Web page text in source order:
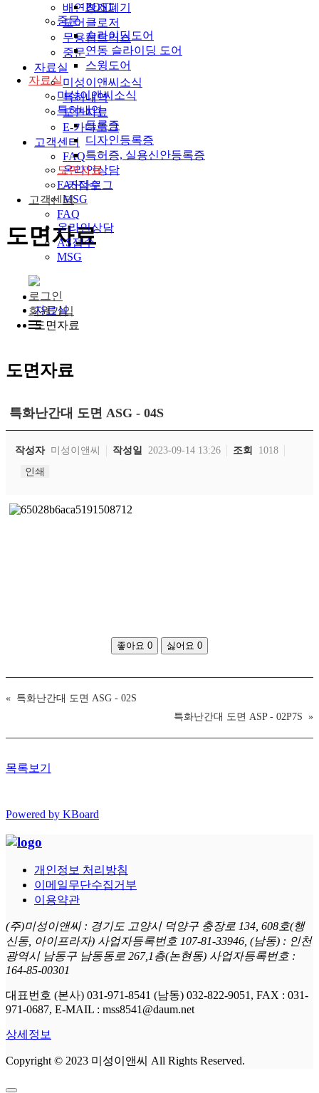
POST
중문
슬라이딩도어
연동 슬라이딩 도어
스윙도어
자료실
미성이앤씨소식
특허내역
등록증
디자인등록증
특허증, 실용신안등록증
도면자료
E-카다로그
고객센터
FAQ
온라인상담
AS접수
MSG
로그인
회원가입
배연창개폐기
도어클로저
무용접트러스
중문
자료실
미성이앤씨소식
특허내역
도면자료
E-카다로그
고객센터
FAQ
온라인상담
AS접수
MSG
도면자료
자료실
도면자료
도면자료
특화난간대 도면 ASG - 04S
작성자 미성이앤씨 작성일 2023-09-14 13:26 조회 1018
인쇄
좋아요 0 싫어요 0
« 특화난간대 도면 ASG - 02S
특화난간대 도면 ASP - 02P7S »
목록보기
Powered by KBoard
개인정보 처리방침
이메일무단수집거부
이용약관
(주)미성이앤씨 : 경기도 고양시 덕양구 충장로 134, 608호(행
신동, 아이프라자) 사업자등록번호 107-81-33946, (남동) : 인천
광역시 남동구 남동동로 267,1층(논현동) 사업자등록번호 :
164-85-00301
대표번호 (본사) 031-971-8541 (남동) 032-822-9051, FAX : 031-
971-0687, E-MAIL : mss8541@daum.net
상세정보
Copyright © 2023 미성이앤씨 All Rights Reserved.